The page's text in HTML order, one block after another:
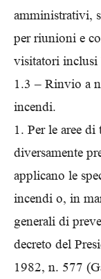
amministrativi,
per riunioni e
visitatori inclusi
1.3 – Rinvio a
incendi.
1. Per le aree
diversamente
applicano le
incendi o, in
generali di
decreto del
1982, n. 577